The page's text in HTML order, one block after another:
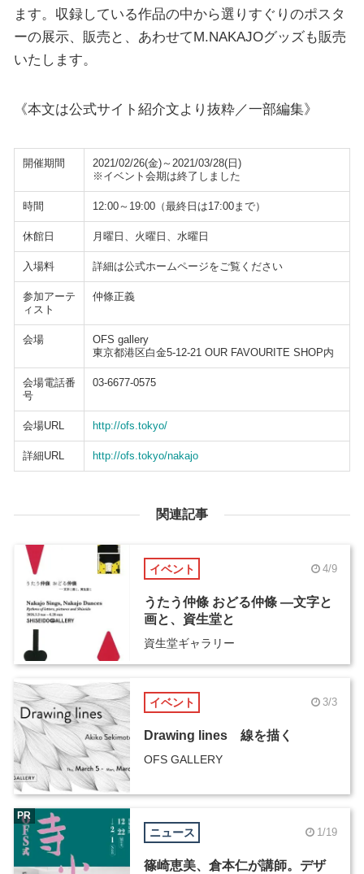
ます。収録している作品の中から選りすぐりのポスタ
ーの展示、販売と、あわせてM.NAKAJOグッズも販売
いたします。
《本文は公式サイト紹介文より抜粋／一部編集》
開催期間
2021/02/26(金)～2021/03/28(日)
※イベント会期は終了しました
時間 12:00～19:00（最終日は17:00まで）
休館日 月曜日、火曜日、水曜日
入場料 詳細は公式ホームページをご覧ください
参加アーテ
ィスト
仲條正義
会場
OFS gallery
東京都港区白金5-12-21 OUR FAVOURITE SHOP内
会場電話番
号
03-6677-0575
会場URL http://ofs.tokyo/
詳細URL http://ofs.tokyo/nakajo
関連記事
イベント 4/9
うたう仲條 おどる仲條 ―文字と
画と、資生堂と
資生堂ギャラリー
イベント 3/3
Drawing lines 線を描く
OFS GALLERY
ニュース 1/19
篠崎恵美、倉本仁が講師。デザ
PR